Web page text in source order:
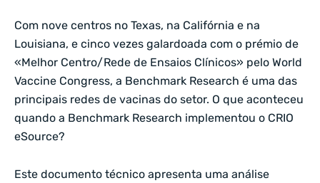
Com nove centros no Texas, na Califórnia e na
Louisiana, e cinco vezes galardoada com o prémio de
«Melhor Centro/Rede de Ensaios Clínicos» pelo World
Vaccine Congress, a Benchmark Research é uma das
principais redes de vacinas do setor. O que aconteceu
quando a Benchmark Research implementou o CRIO
eSource?
Este documento técnico apresenta uma análise